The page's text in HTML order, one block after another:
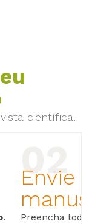
científica.
.
Envie
Preencha